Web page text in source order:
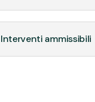
Interventi ammissibili